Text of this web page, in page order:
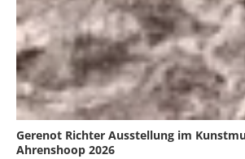
Gerenot Richter Ausstellung im
Ahrenshoop 2026